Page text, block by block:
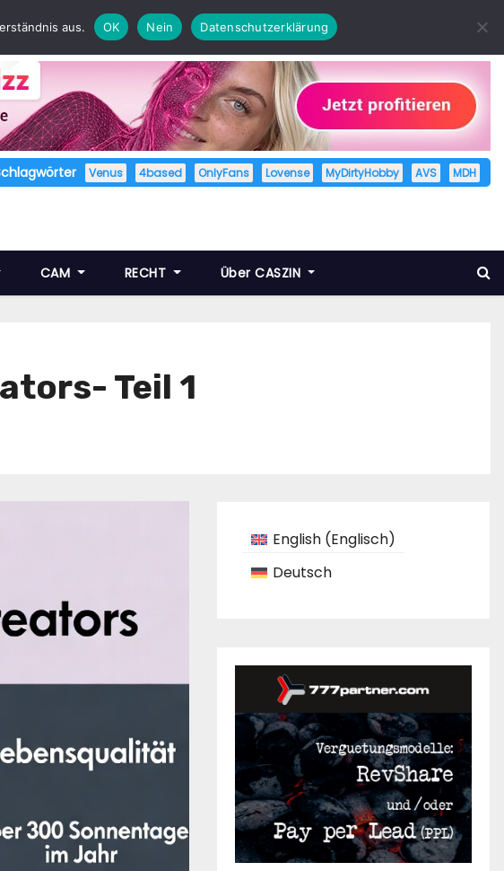
Venus 4based OnlyFans Lovense MyDirtyHobby AVS MDH
CAM RECHT Über CASZIN
Teil 1
English (Englisch)
Deutsch
aus. OK Nein Datenschutzerklärung